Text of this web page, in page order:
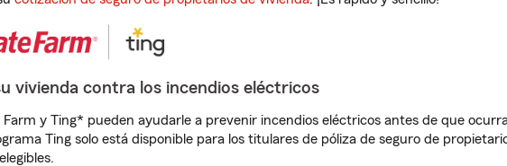
vivienda contra los incendios eléctricos
Farm y Ting* pueden ayudarle a prevenir incendios eléctricos antes de que
Ting solo está disponible para los titulares de póliza de seguro de